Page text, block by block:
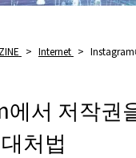
> Internet >
서 저작권
처법